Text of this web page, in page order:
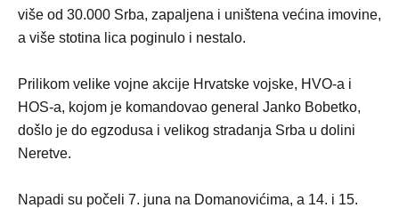
više od 30.000 Srba, zapaljena i uništena većina imovine,
a više stotina lica poginulo i nestalo.
Prilikom velike vojne akcije Hrvatske vojske, HVO-a i
HOS-a, kojom je komandovao general Janko Bobetko,
došlo je do egzodusa i velikog stradanja Srba u dolini
Neretve.
Napadi su počeli 7. juna na Domanovićima, a 14. i 15.